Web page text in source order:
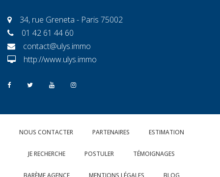
34, rue Greneta - Paris 75002
01 42 61 44 60
contact@ulys.immo
http://www.ulys.immo
NOUS CONTACTER PARTENAIRES ESTIMATION
JE RECHERCHE POSTULER TÉMOIGNAGES
BARÈME AGENCE MENTIONS LÉGALES BLOG